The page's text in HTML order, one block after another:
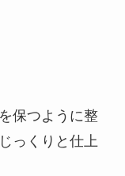
保つように整
っくりと仕上